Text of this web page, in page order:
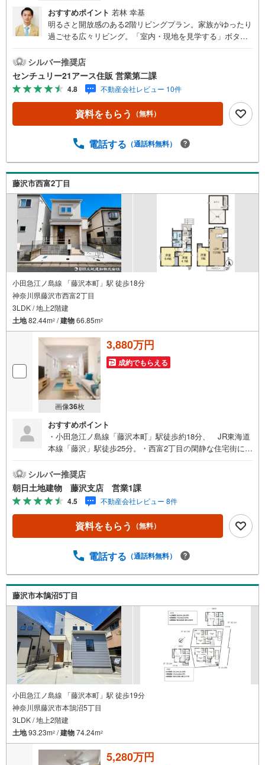
おすすめポイント 若林 幸基
明るさと開放感のある2階リビングプラン。家族がゆったり
過ごせる広々リビング。「室内・現地を見学する」ボタン
ンチュリー21アース住販のポイント】◆センチュリオン獲
得店舗◆全国約970店舗あるセンチュリー21のお店。その
中でも、アメリカ本部が設ける一定基準を満たした、上位
4％しか受賞できない賞。それが「センチュリオン」です。
弊社はそのセンチュリオンを2002年から欠かすことなく取
り続けております。◆住宅ローン相談会◆お客様にあった
費用の概算も行っております。人生最大のお買い物になり
頂きます。◆優遇金利にこだわる◆大きな金額を長期間で
返済する住宅ローンは優遇金利が0.1％変わるだけで、支払
い総額に大きな変化が生じます。取引の多い弊社は金融機
関の特色、傾向、トレンドを熟知しておりますので、お客
様のニーズにあった金融機関をご紹介させて頂きます。
シルバー推奨店
センチュリー21アース住販 営業第二課
4.8 不動産会社レビュー 10件
資料をもらう （無料）
電話する （通話料無料）
藤沢市西富2丁目
小田急江ノ島線 「藤沢本町」駅 徒歩18分
神奈川県藤沢市西富2丁目
3LDK / 地上2階建
土地82.44m2 /建物66.85m2
画像36枚
3,880万円
成約でもらえる
おすすめポイント
・小田急江ノ島線「藤沢本町」駅徒歩約18分、 JR東海道
本線「藤沢」駅徒歩25分。・西富2丁目の閑静な住宅街に誕
階リビングで、 開放感のある吹抜けと便利なロフト収納
が魅力。・使いやすいL型キッチン、浴室暖房乾燥機、 食
洗機、浄水器内蔵水栓、LOW-Eペアガラスなど設備も充
実。・カースペース1台分を備え、幼稚園・小学校も身近。
休日は藤沢エリアの買物や湘南方面へのお出かけも楽し
める、 暮らしやすさとデザイン性を兼ね備えた一邸で
れの荷物もすっきり収納可能です
シルバー推奨店
朝日土地建物 藤沢支店 営業1課
4.5 不動産会社レビュー 8件
資料をもらう （無料）
電話する （通話料無料）
藤沢市本鵠沼5丁目
小田急江ノ島線 「藤沢本町」駅 徒歩19分
神奈川県藤沢市本鵠沼5丁目
3LDK / 地上2階建
土地93.23m2 /建物74.24m2
5,280万円